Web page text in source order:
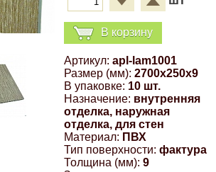
В корзину
Артикул: apl-lam1001
Размер (мм): 2700x250x9
В упаковке: 10 шт.
Назначение: внутренняя
отделка, наружная
отделка, для стен
Материал: ПВХ
Тип поверхности: фактура
Толщина (мм): 9
фитинги Poliext
краски
акриловые
на холодильник